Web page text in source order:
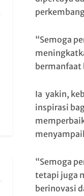
“Semoga
bermanfaat
Ia yakin,
inspirasi
“Semoga
tetapi juga
berinovasi